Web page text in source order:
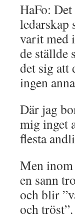
HaFo:
ledarskap
varit med
de ställde
det sig att
ingen
Där jag
mig inget
flesta
Men inom
en sann
och blir
och tröst”.